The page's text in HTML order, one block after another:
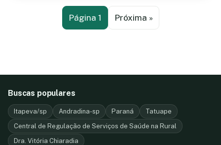
Página 1 Próxima »
Buscas populares
Itapeva/sp Andradina-sp Paraná
Tatuape
Central de Regulação de Serviços de Saúde na Rural
Dra. Vitória Chiaradia